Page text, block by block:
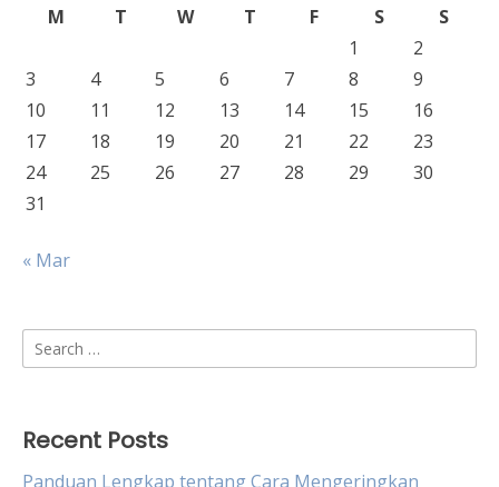
M
T W T F S
S
1
2
3
4 5 6 7 8
9
10
11 12 13 14 15
16
17
18 19 20 21 22
23
24
25 26 27 28 29
30
31
« Mar
Search
for:
Recent Posts
Panduan Lengkap tentang Cara Mengeringkan